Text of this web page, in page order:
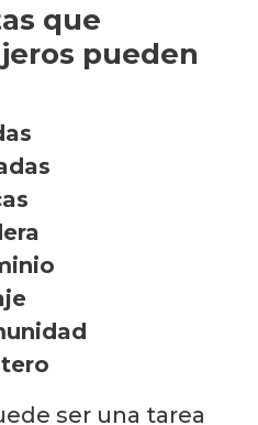
que
pueden
ser una tarea